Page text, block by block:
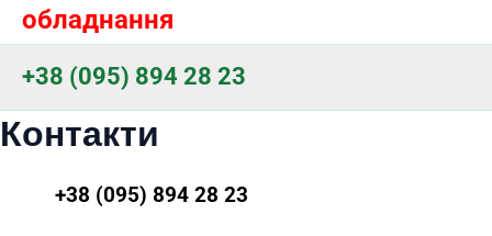
обладнання
+38 (095) 894 28 23
Контакти
+38 (095) 894 28 23